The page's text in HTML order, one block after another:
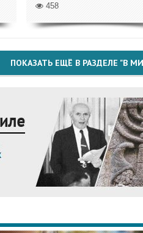
458
ПОКАЗАТЬ ЕЩЁ В РАЗДЕЛЕ "В